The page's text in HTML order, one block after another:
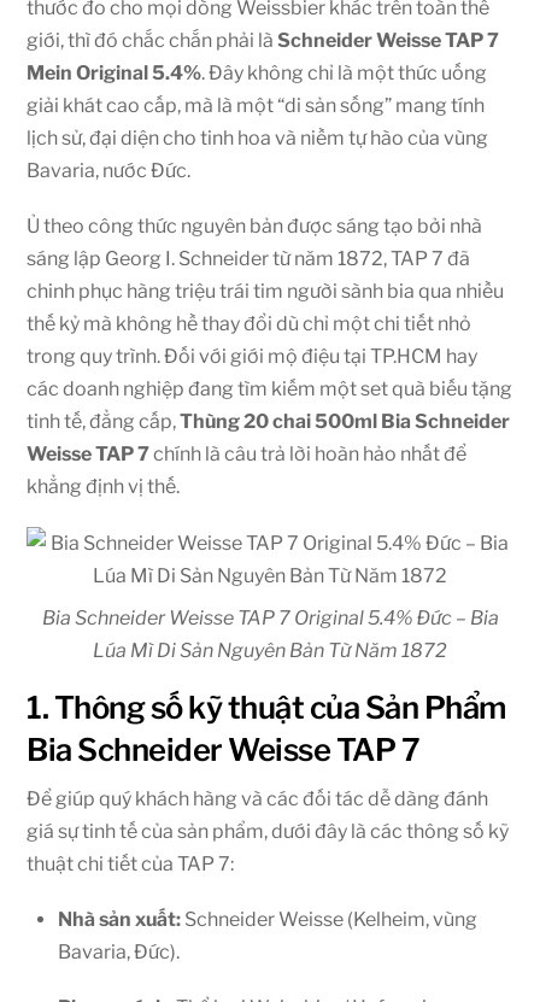
thước đo cho mọi dòng Weissbier khác trên toàn thế
giới, thì đó chắc chắn phải làSchneider Weisse TAP 7
Mein Original 5.4%. Đây không chỉ là một thức uống
giải khát cao cấp, mà là một “di sản sống” mang tính
lịch sử, đại diện cho tinh hoa và niềm tự hào của vùng
Bavaria, nước Đức.
Ủ theo công thức nguyên bản được sáng tạo bởi nhà
sáng lập Georg I. Schneider từ năm 1872, TAP 7 đã
chinh phục hàng triệu trái tim người sành bia qua nhiều
thế kỷ mà không hề thay đổi dù chỉ một chi tiết nhỏ
trong quy trình. Đối với giới mộ điệu tại TP.HCM hay
các doanh nghiệp đang tìm kiếm một set quà biếu tặng
tinh tế, đẳng cấp,Thùng 20 chai 500ml Bia Schneider
Weisse TAP 7chính là câu trả lời hoàn hảo nhất để
khẳng định vị thế.
Bia Schneider Weisse TAP 7 Original 5.4% Đức – Bia
Lúa Mì Di Sản Nguyên Bản Từ Năm 1872
1. Thông số kỹ thuật của Sản Phẩm
Bia Schneider Weisse TAP 7
Để giúp quý khách hàng và các đối tác dễ dàng đánh
giá sự tinh tế của sản phẩm, dưới đây là các thông số kỹ
thuật chi tiết của TAP 7:
Nhà sản xuất: Schneider Weisse (Kelheim, vùng
Bavaria, Đức).